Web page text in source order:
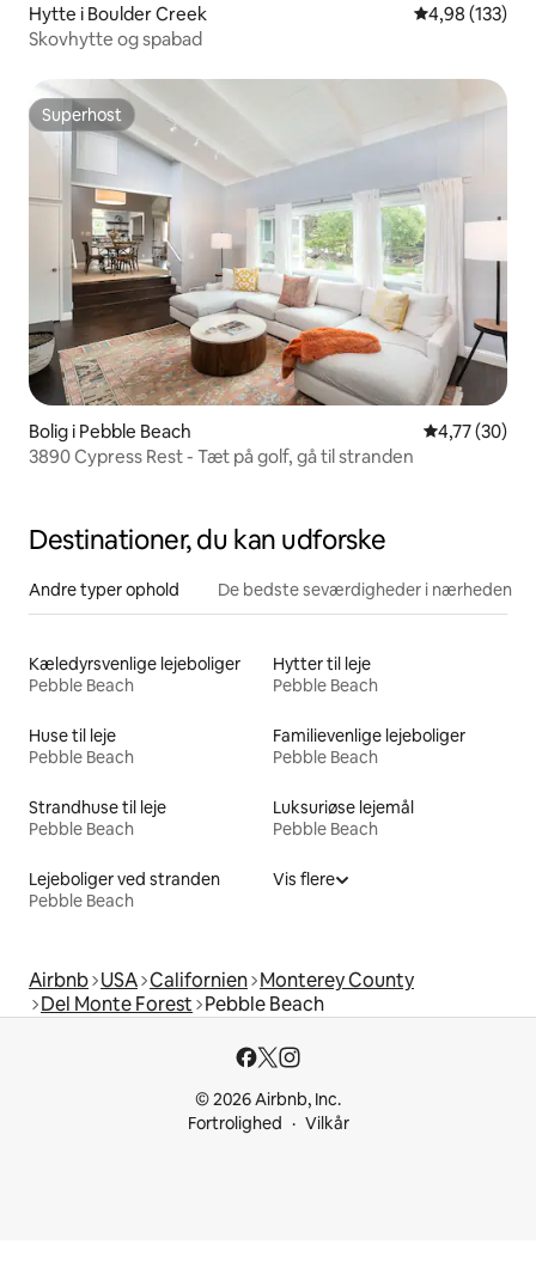
Hytte i Boulder Creek 4,98 ud af 5 i
4,98 (133)
Skovhytte og spabad
Superhost
Superhost
Bolig i Pebble Beach 4,77 ud af 5
4,77 (30)
3890 Cypress Rest - Tæt på golf, gå til stranden
Destinationer, du kan udforske
Andre typer ophold De bedste seværdigheder i nærheden
Kæledyrsvenlige lejeboliger
Pebble Beach
Hytter til leje
Pebble Beach
Huse til leje
Pebble Beach
Familievenlige lejeboliger
Pebble Beach
Strandhuse til leje
Pebble Beach
Luksuriøse lejemål
Pebble Beach
Lejeboliger ved stranden
Pebble Beach
Vis flere
Airbnb USA Californien Monterey County
Del Monte Forest Pebble Beach
© 2026 Airbnb, Inc.
Fortrolighed
Vilkår